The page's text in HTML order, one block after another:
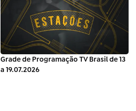
Grade de Programação TV Brasil de 13
a 19.07.2026